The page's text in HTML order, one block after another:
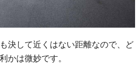
決して近くはない距離なので、ど
かは微妙です。